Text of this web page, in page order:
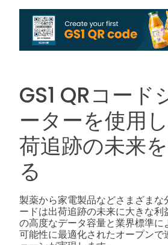
GS1 QRコード
ーターを使用
荷追跡の未来
る
製薬から家電製品などさまざまな
ードは出荷追跡の未来に大きな利
の高度なデータ容量と業界標準
可能性に最適化されたオープンで